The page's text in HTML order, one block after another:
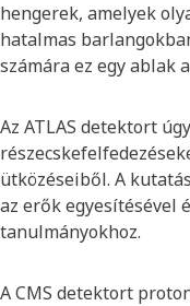
hengerek, amelyek
hatalmas
számára ez egy ablak
Az ATLAS detektort
ütközéseiből. A
az erők egyesítésével
tanulmányokhoz.
A CMS detektort